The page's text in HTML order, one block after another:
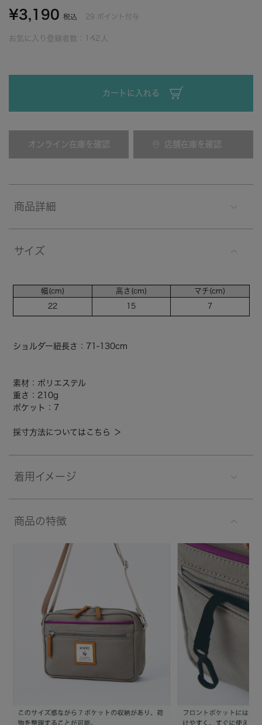
¥3,190 税込 29 ポイント付与
お気に入り登録者数： 142 人
カートに入れる
オンライン在庫を確認 店舗在庫を確認
商品詳細
サイズ
幅(cm)
22
高さ(cm)
15
マチ(cm)
7
ショルダー紐長さ：71-130cm
素材：ポリエステル
重さ：210g
ポケット：7
採寸方法についてはこちら ＞
着用イメージ
商品の特徴